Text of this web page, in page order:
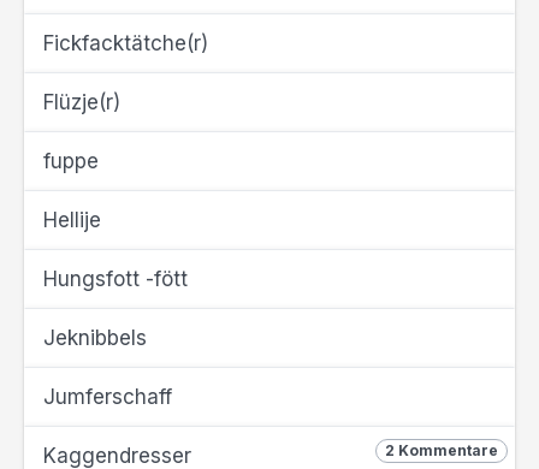
Fickfacktätche(r)
Flüzje(r)
fuppe
Hellije
Hungsfott -fött
Jeknibbels
Jumferschaff
2 Kommentare
Kaggendresser